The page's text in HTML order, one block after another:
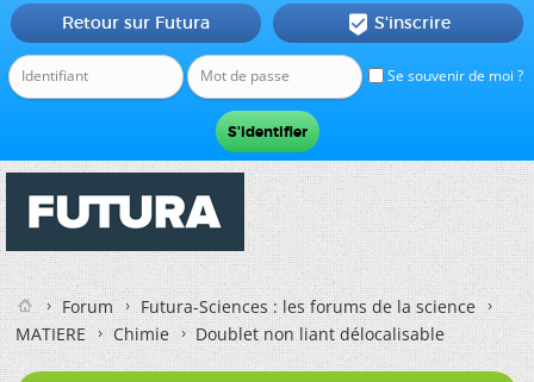
Se souvenir de moi ?
Retour sur Futura  S'inscrire
Forum
Futura-Sciences : les forums de la science
MATIERE
Chimie Doublet non liant délocalisable